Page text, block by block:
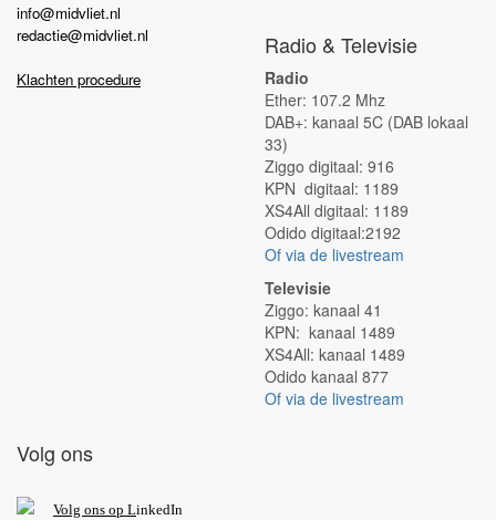
info@midvliet.nl
redactie@midvliet.nl
Klachten procedure
Radio & Televisie
Radio
Ether: 107.2 Mhz
DAB+: kanaal 5C (DAB lokaal
33)
Ziggo digitaal: 916
KPN digitaal: 1189
XS4All digitaal: 1189
Odido digitaal:2192
Of via de livestream
Televisie
Ziggo: kanaal 41
KPN: kanaal 1489
XS4All: kanaal 1489
Odido kanaal 877
Of via de livestream
Volg ons
Volg ons op LinkedIn